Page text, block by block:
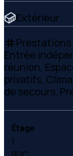
Extérieur
tag Prestations
Entrée
réunion,
privatifs,
de secours,
Étage
1